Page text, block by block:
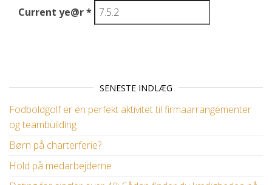
Current ye@r*
SENESTE INDLÆG
Fodboldgolf er en perfekt aktivitet til firmaarrangementer
og teambuilding
Børn på charterferie?
Hold på medarbejderne